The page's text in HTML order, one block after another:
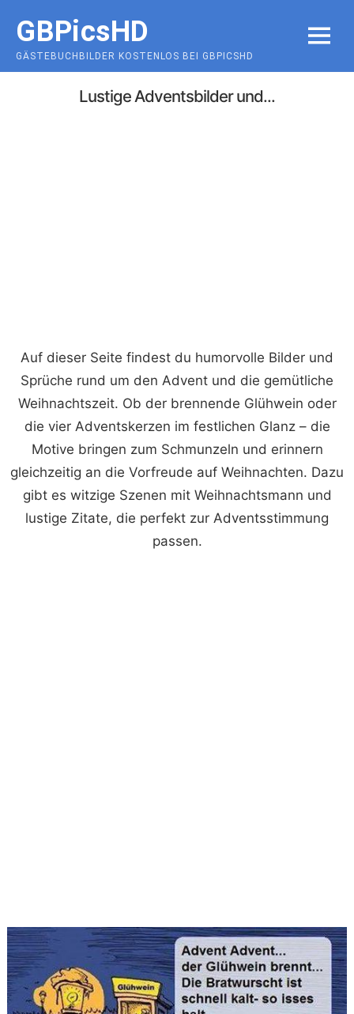
content
GBPicsHD
GÄSTEBUCHBILDER KOSTENLOS BEI GBPICSHD
MENU
Lustige Adventsbilder und...
Auf dieser Seite findest du humorvolle Bilder und
Sprüche rund um den Advent und die gemütliche
Weihnachtszeit. Ob der brennende Glühwein oder
die vier Adventskerzen im festlichen Glanz – die
Motive bringen zum Schmunzeln und erinnern
gleichzeitig an die Vorfreude auf Weihnachten. Dazu
gibt es witzige Szenen mit Weihnachtsmann und
lustige Zitate, die perfekt zur Adventsstimmung
passen.